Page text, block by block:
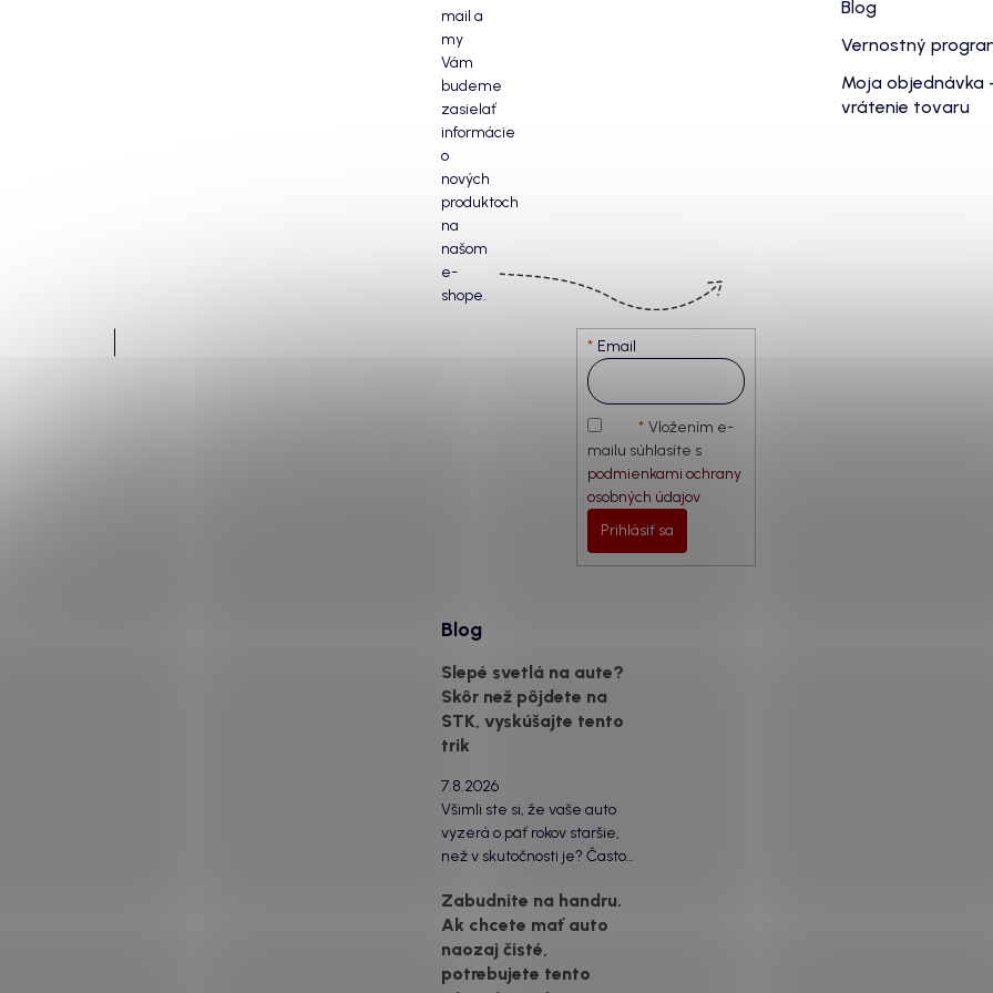
mail a
my
Vám
budeme
zasielať
informácie
o
nových
produktoch
na
našom
e-
shope.
Email
Vložením e-
mailu súhlasíte s
podmienkami ochrany
osobných údajov
Prihlásiť sa
Blog
Vernostný
Moja objednávka
vrátenie tovaru
Blog
Slepé svetlá na aute?
Skôr než pôjdete na
STK, vyskúšajte tento
trik
7.8.2026
Všimli ste si, že vaše auto
vyzerá o päť rokov staršie,
než v skutočnosti je? Často
svetlomety. Ten mliečny,
drsný povrch nie je len
estetická vada. Keď slnko a soľ
urobia svoje, plexisklo začne
Zabudnite na handru.
Ak chcete mať auto
naozaj čisté,
potrebujete tento